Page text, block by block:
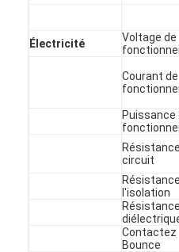
Commutateur de PCB
Emballages à base de
Électricité
Voltage de
Courant de
Puissance
circuit
l'isolation
Résistance
Contactez
Bounce